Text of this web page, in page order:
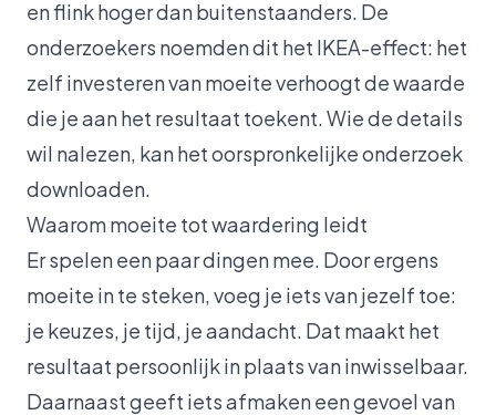
en flink hoger dan buitenstaanders. De
onderzoekers noemden dit het IKEA-effect: het
zelf investeren van moeite verhoogt de waarde
die je aan het resultaat toekent. Wie de details
wil nalezen, kan hetoorspronkelijke onderzoek
downloaden.
Waarom moeite tot waardering leidt
Er spelen een paar dingen mee. Door ergens
moeite in te steken, voeg je iets van jezelf toe:
je keuzes, je tijd, je aandacht. Dat maakt het
resultaat persoonlijk in plaats van inwisselbaar.
Daarnaast geeft iets afmaken een gevoel van